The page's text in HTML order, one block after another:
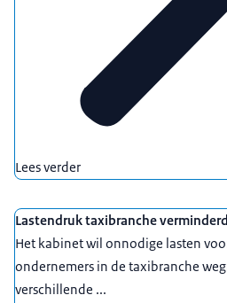
Lees verder
Lastendruk taxibranche verminderd
Het kabinet wil onnodige lasten
ondernemers in de taxibranche
verschillende ...